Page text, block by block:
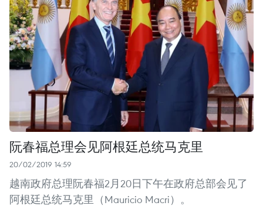
阮春福总理会见阿根廷总统马克里
20/02/2019 14:59
越南政府总理阮春福2月20日下午在政府总部会见了
阿根廷总统马克里（Mauricio Macri）。